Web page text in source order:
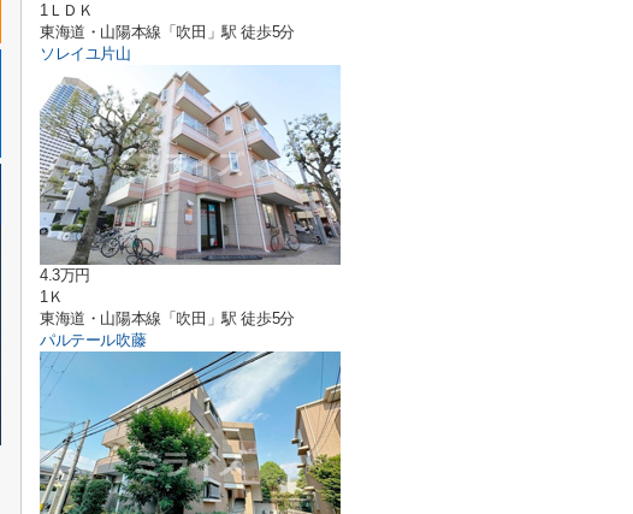
1ＬＤＫ
東海道・山陽本線「吹田」駅 徒歩5分
ソレイユ片山
4.3万円
1Ｋ
東海道・山陽本線「吹田」駅 徒歩5分
パルテール吹藤